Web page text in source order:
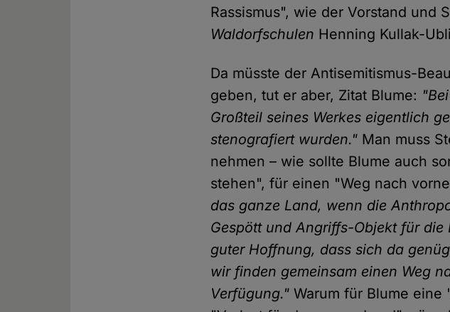
Rassismus", wie der Vorstand und
Waldorfschulen Henning Kullak-
Da müsste der Antisemitismus-
geben, tut er aber, Zitat Blume:
Großteil seines Werkes eigentlich
stenografiert wurden." Man muss
nehmen – wie sollte Blume auch
stehen", für einen "Weg nach
das ganze Land, wenn die
Gespött und Angriffs-Objekt für
guter Hoffnung, dass sich da
wir finden gemeinsam einen Weg
Verfügung." Warum für Blume